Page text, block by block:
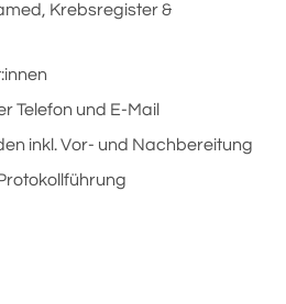
Krebsregister &
Telefon und E-Mail
inkl. Vor- und Nachbereitung